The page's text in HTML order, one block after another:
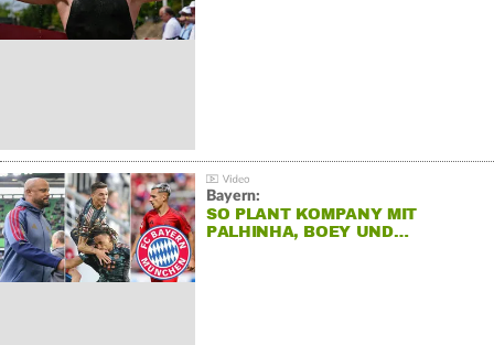
Bayern:
SO PLANT KOMPANY MIT
PALHINHA, BOEY UND…